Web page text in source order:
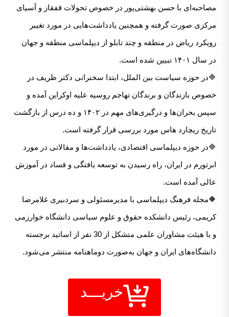
مصاحبه‌ای با حسن بهشتی‌پور در خصوص تحولات قفقاز و آسیای
مرکزی صورت گرفته و همچنین یادداشت‌هایی در مورد تغییر
رویکرد ریاض در منطقه و چند تابلو از دیپلماسی منطقه و جهان
در سال ۱۴۰۱ تبیین شده است.
🔷در حوزه سیاست بین الملل، ابتدا سخنرانی دکتر ظریف در
خصوص بازندگان و برندگان تهاجم روسیه علیه اوکراین آمده و
سپس بحران‌ها و درگیری‌های مهم در ۱۴۰۲ و ده درس از بازگشت
تاریخ ریچارد هاس مورد بررسی قرار گرفته است.
🔷در حوزه دیپلماسی اقتصادی، یادداشت‌ها و مقالاتی در مورد
ابرتورم در ایران، راه رسیدن به توسعه یافتگی و فساد در آموزش
عالی آمده است.
🔶مجله فرهنگ دیپلماسی با مدیرمسئولی و سردبیری غلامرضا
کریمی، رئیس دانشکده حقوق و علوم سیاسی دانشگاه خوارزمی
و با هیئت مشاوران علمی متشکل از 30 نفر از اساتید برجسته
دانشگاه‌های ایران و جهان به‌صورت دوماهنامه منتشر می‌شود.
خریـــد